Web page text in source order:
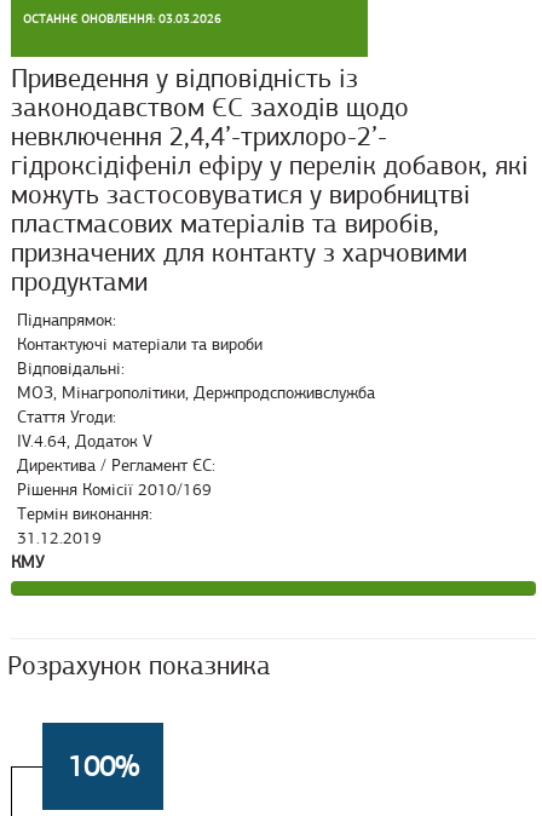
ОСТАННЄ ОНОВЛЕННЯ: 03.03.2026
Приведення у відповідність із
законодавством ЄС заходів щодо
невключення 2,4,4’-трихлоро-2’-
гідроксідіфеніл ефіру у перелік добавок, які
можуть застосовуватися у виробництві
пластмасових матеріалів та виробів,
призначених для контакту з харчовими
продуктами
Піднапрямок:
Контактуючі матеріали та вироби
Відповідальні:
МОЗ, Мінагрополітики, Держпродспоживслужба
Стаття Угоди:
IV.4.64, Додаток V
Директива / Регламент ЄС:
Рішення Комісії 2010/169
Термін виконання:
31.12.2019
КМУ
Розрахунок показника
100%